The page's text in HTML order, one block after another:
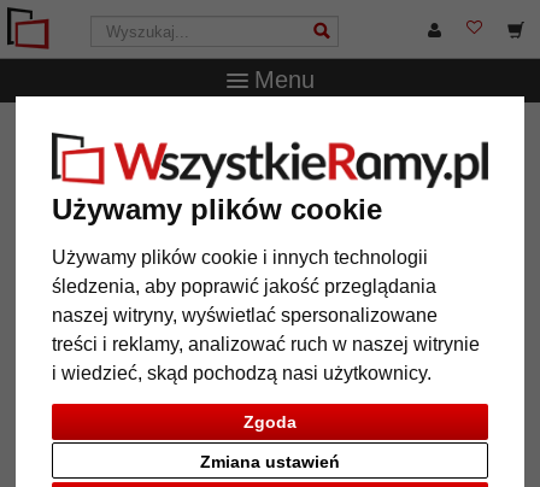
Używamy plików cookie
Używamy plików cookie i innych technologii
śledzenia, aby poprawić jakość przeglądania
naszej witryny, wyświetlać spersonalizowane
treści i reklamy, analizować ruch w naszej witrynie
i wiedzieć, skąd pochodzą nasi użytkownicy.
Zgoda
Zmiana ustawień
Menu
WszystkieRamy.pl
zdjęcia Urban Nature
Ramka na zdjęcia Urban Nature